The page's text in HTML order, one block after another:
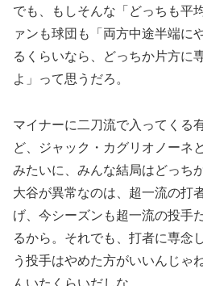
でも、もしそんな「どっちも平
ァンも球団も「両方中途半端に
るくらいなら、どっちか片方に
よ」って思うだろ。
マイナーに二刀流で入ってくる
ど、ジャック・カグリオノーネ
みたいに、みんな結局はどっち
大谷が異常なのは、超一流の打
げ、今シーズンも超一流の投手
るから。それでも、打者に専念
う投手はやめた方がいいんじゃ
んいたくらいだしな。